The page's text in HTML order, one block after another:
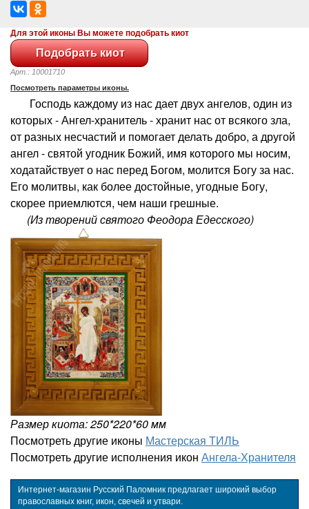
Для этой иконы Вы можете подобрать киот
Арт.: 10001710
Посмотреть параметры иконы.
Господь каждому из нас дает двух ангелов, один из
которых - Ангел-хранитель - хранит нас от всякого зла,
от разных несчастий и помогает делать добро, а другой
ангел - святой угодник Божий, имя которого мы носим,
ходатайствует о нас перед Богом, молится Богу за нас.
Его молитвы, как более достойные, угодные Богу,
скорее приемлются, чем наши грешные.
(Из творений святого Феодора Едесского)
Размер киота: 250*220*60 мм
Посмотреть другие иконы Мастерская ТИЛЬ
Посмотреть другие исполнения икон Ангела-Хранителя
Интернет-магазин Русский Паломник предлагает широкий выбор
православных книг, икон, свечей и утвари.